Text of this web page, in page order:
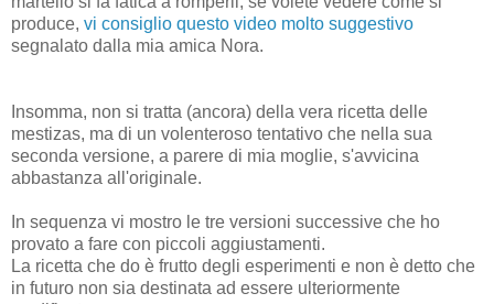
produce, vi consiglio questo video molto suggestivo
segnalato dalla mia amica Nora.
Insomma, non si tratta (ancora) della vera ricetta delle
mestizas, ma di un volenteroso tentativo che nella sua
seconda versione, a parere di mia moglie, s'avvicina
abbastanza all'originale.
In sequenza vi mostro le tre versioni successive che ho
provato a fare con piccoli aggiustamenti.
La ricetta che do è frutto degli esperimenti e non è detto che
in futuro non sia destinata ad essere ulteriormente